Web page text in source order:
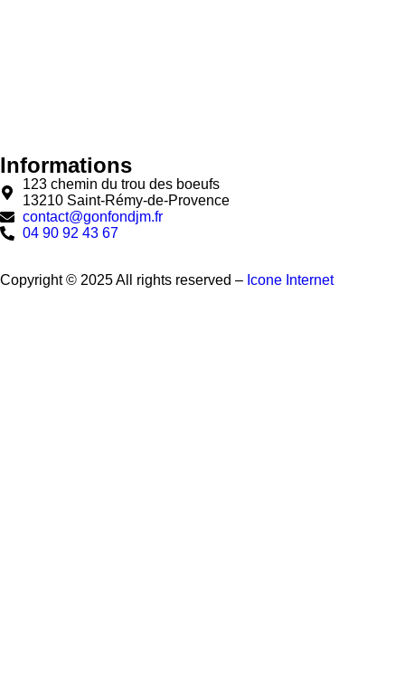
Informations
123 chemin du trou des boeufs
13210 Saint-Rémy-de-Provence
contact@gonfondjm.fr
04 90 92 43 67
Copyright © 2025 All rights reserved – Icone Internet